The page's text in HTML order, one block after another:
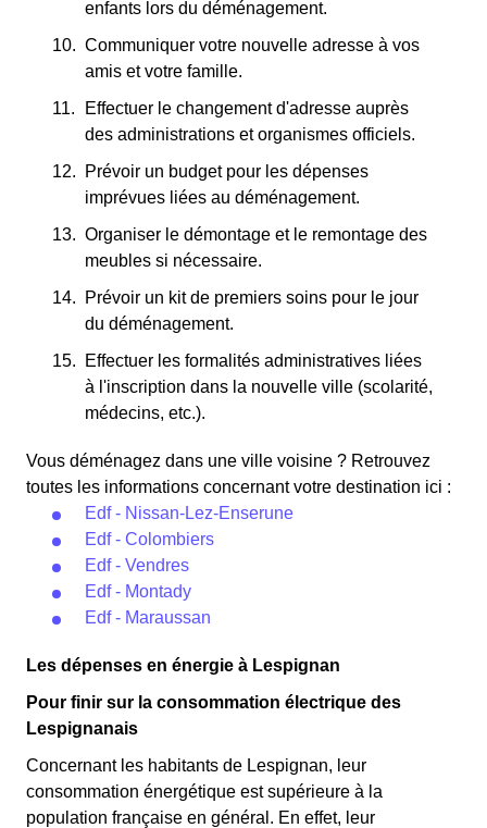
enfants lors du déménagement.
Communiquer votre nouvelle adresse à vos
amis et votre famille.
Effectuer le changement d'adresse auprès
des administrations et organismes officiels.
Prévoir un budget pour les dépenses
imprévues liées au déménagement.
Organiser le démontage et le remontage des
meubles si nécessaire.
Prévoir un kit de premiers soins pour le jour
du déménagement.
Effectuer les formalités administratives liées
à l'inscription dans la nouvelle ville (scolarité,
médecins, etc.).
Vous déménagez dans une ville voisine ? Retrouvez
toutes les informations concernant votre destination ici :
Edf - Nissan-Lez-Enserune
Edf - Colombiers
Edf - Vendres
Edf - Montady
Edf - Maraussan
Les dépenses en énergie à Lespignan
Pour finir sur la consommation électrique des
Lespignanais
Concernant les habitants de Lespignan, leur
consommation énergétique est supérieure à la
population française en général. En effet, leur